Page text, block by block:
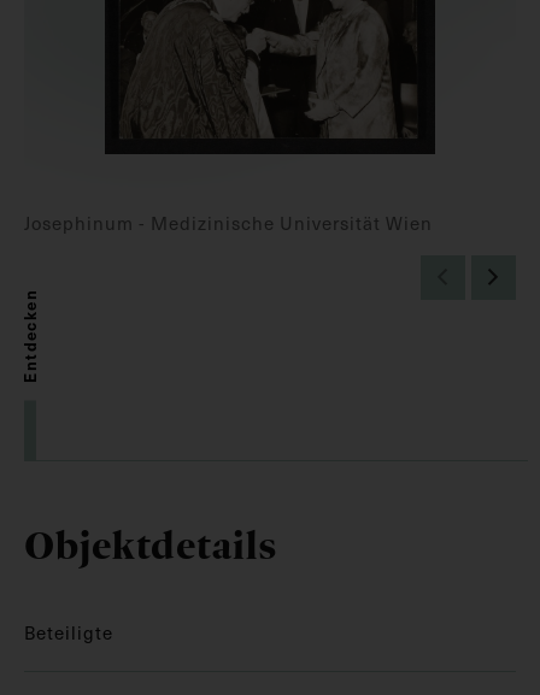
Josephinum - Medizinische Universität Wien
Entdecken
Objektdetails
Beteiligte